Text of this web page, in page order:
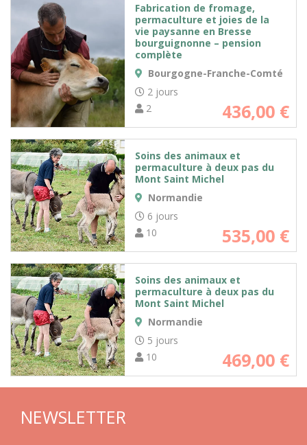
Fabrication de fromage,
permaculture et joies de la
vie paysanne en Bresse
bourguignonne – pension
complète
Bourgogne-Franche-Comté
2 jours
2
436,00 €
Soins des animaux et
permaculture à deux pas du
Mont Saint Michel
Normandie
6 jours
10
535,00 €
Soins des animaux et
permaculture à deux pas du
Mont Saint Michel
Normandie
5 jours
10
469,00 €
NEWSLETTER